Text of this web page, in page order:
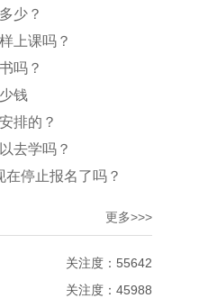
少？
上课吗？
吗？
钱
排的？
去学吗？
停止报名了吗？
更多>>>
关注度：55642
关注度：45988